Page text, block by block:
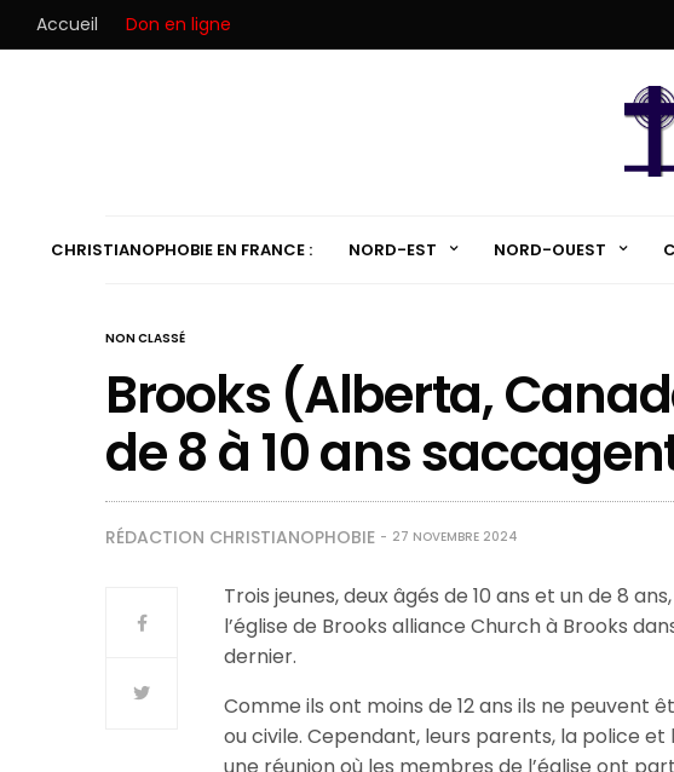
Accueil Don en ligne
CHRISTIANOPHOBIE EN FRANCE : NORD-EST NORD-OUEST
NON CLASSÉ
Brooks (Alberta,
de 8 à 10 ans
RÉDACTION CHRISTIANOPHOBIE 27 NOVEMBRE 2024
Trois jeunes, deux âgés de 10 ans et un de 8
l’église de Brooks alliance Church à Brooks
dernier.
Comme ils ont moins de 12 ans ils ne peuvent
ou civile. Cependant, leurs parents, la police et